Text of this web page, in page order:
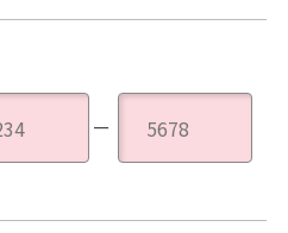
－